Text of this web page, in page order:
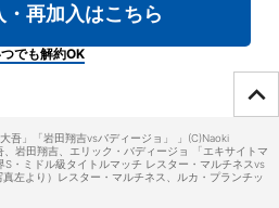
・再加入はこちら
でも解約OK
吾」「岩田翔吉vsバディージョ」 」(C)Naoki
岩田翔吉、エリック・バディージョ 「エキサイトマ
S・ミドル級タイトルマッチ レスター・マルチネスvs
左より）レスター・マルチネス、ルカ・プランチッ